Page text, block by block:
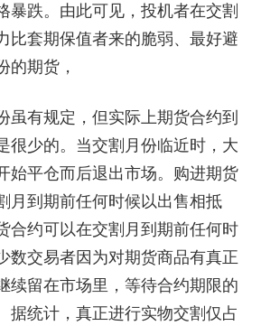
暴跌。由此可见，投机者在交割
比套期保值者来的脆弱、最好避
的期货，
有规定，但实际上期货合约到
很少的。当交割月份临近时，大
始平仓而后退出市场。购进期货
月到期前任何时候以出售相抵
合约可以在交割月到期前任何时
数交易者因为对期货商品有真正
续留在市场里，等待合约期限的
据统计，真正进行实物交割仅占